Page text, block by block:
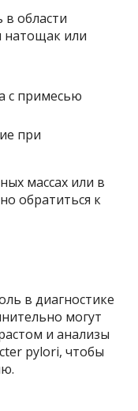
области
натощак или
с примесью
при
массах или в
обратиться к
в диагностике
могут
и анализы
pylori, чтобы